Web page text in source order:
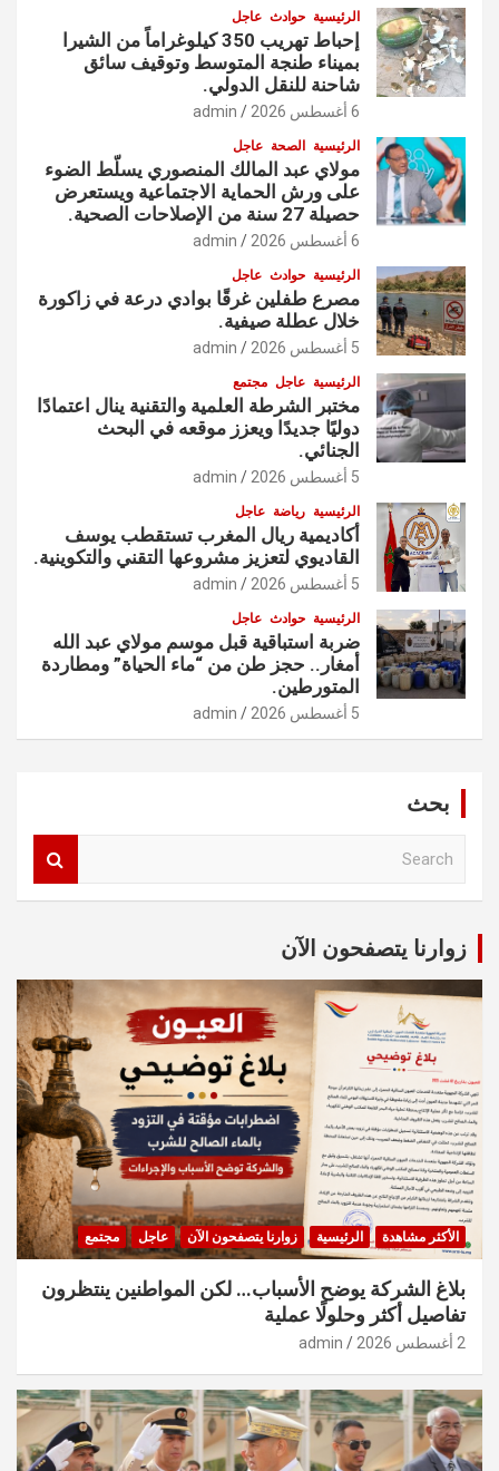
الرئيسية حوادث عاجل
إحباط تهريب 350 كيلوغراماً من الشيرا
بميناء طنجة المتوسط وتوقيف سائق
شاحنة للنقل الدولي.
6 أغسطس 2026 admin
الرئيسية الصحة عاجل
مولاي عبد المالك المنصوري يسلّط الضوء
على ورش الحماية الاجتماعية ويستعرض
حصيلة 27 سنة من الإصلاحات الصحية.
6 أغسطس 2026 admin
الرئيسية حوادث عاجل
مصرع طفلين غرقًا بوادي درعة في زاكورة
خلال عطلة صيفية.
5 أغسطس 2026 admin
الرئيسية عاجل مجتمع
مختبر الشرطة العلمية والتقنية ينال اعتمادًا
دوليًا جديدًا ويعزز موقعه في البحث
الجنائي.
5 أغسطس 2026 admin
الرئيسية رياضة عاجل
أكاديمية ريال المغرب تستقطب يوسف
القاديوي لتعزيز مشروعها التقني والتكوينية.
5 أغسطس 2026 admin
الرئيسية حوادث عاجل
ضربة استباقية قبل موسم مولاي عبد الله
أمغار.. حجز طن من “ماء الحياة” ومطاردة
المتورطين.
5 أغسطس 2026 admin
بحث
c
h
زوارنا يتصفحون الآن
الأكثر مشاهدة الرئيسية زوارنا يتصفحون الآن عاجل مجتمع
بلاغ الشركة يوضح الأسباب… لكن المواطنين ينتظرون
تفاصيل أكثر وحلولًا عملية
2 أغسطس 2026 admin